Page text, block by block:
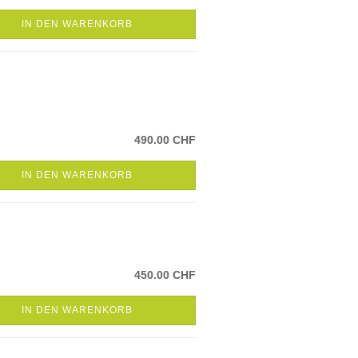
IN DEN WARENKORB
490.00 CHF
IN DEN WARENKORB
450.00 CHF
IN DEN WARENKORB